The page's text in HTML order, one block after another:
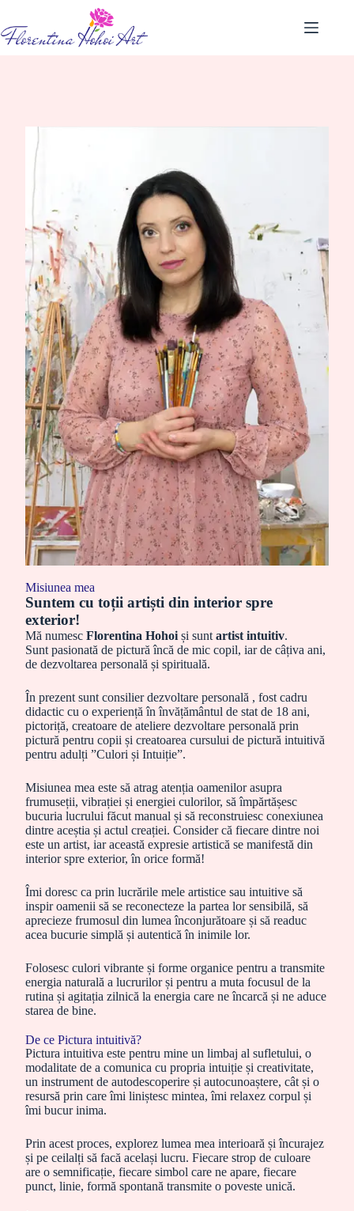
Misiunea mea
Suntem cu toții artiști din interior spre
exterior!
Mă numescFlorentina Hohoi și suntartist intuitiv.
Sunt pasionată de pictură încă de mic copil, iar de câțiva ani,
de dezvoltarea personală și spirituală.
În prezent sunt consilier dezvoltare personală , fost cadru
didactic cu o experiență în învățământul de stat de 18 ani,
pictoriță, creatoare de ateliere dezvoltare personală prin
pictură pentru copii și creatoarea cursului de pictură intuitivă
pentru adulți ”Culori și Intuiție”.
Misiunea mea este să atrag atenția oamenilor asupra
frumuseții, vibrației și energiei culorilor, să împărtășesc
bucuria lucrului făcut manual și să reconstruiesc conexiunea
dintre aceștia și actul creației. Consider că fiecare dintre noi
este un artist, iar această expresie artistică se manifestă din
interior spre exterior, în orice formă!
Îmi doresc ca prin lucrările mele artistice sau intuitive să
inspir oamenii să se reconecteze la partea lor sensibilă, să
aprecieze frumosul din lumea înconjurătoare și să readuc
acea bucurie simplă și autentică în inimile lor.
Folosesc culori vibrante și forme organice pentru a transmite
energia naturală a lucrurilor și pentru a muta focusul de la
rutina și agitația zilnică la energia care ne încarcă și ne aduce
starea de bine.
De ce Pictura intuitivă?
Pictura intuitiva este pentru mine un limbaj al sufletului, o
modalitate de a comunica cu propria intuiție și creativitate,
un instrument de autodescoperire și autocunoaștere, cât și o
resursă prin care îmi liniștesc mintea, îmi relaxez corpul și
îmi bucur inima.
Prin acest proces, explorez lumea mea interioară și încurajez
și pe ceilalți să facă același lucru. Fiecare strop de culoare
are o semnificație, fiecare simbol care ne apare, fiecare
punct, linie, formă spontană transmite o poveste unică.